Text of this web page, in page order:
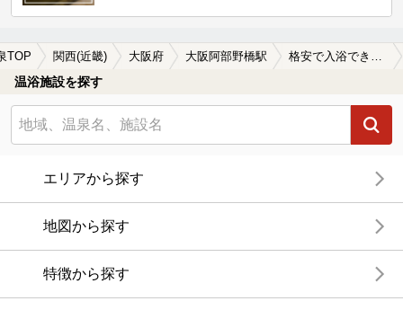
TOP 関西(近畿) 大阪府 大阪阿部野橋駅
温浴施設を探す
エリアから探す
地図から探す
特徴から探す